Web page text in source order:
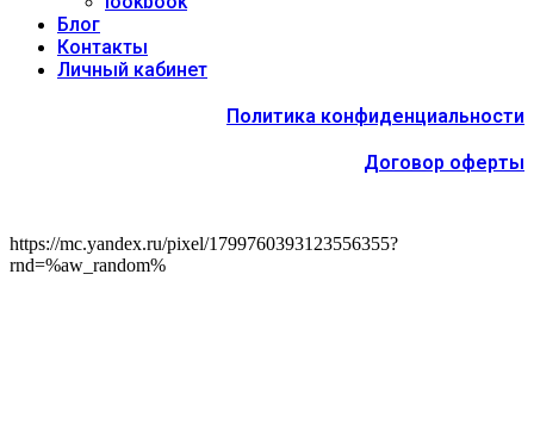
Блог
Контакты
Личный кабинет
Политика конфиденциальности
Договор оферты
https://mc.yandex.ru/pixel/1799760393123556355?
rnd=%aw_random%